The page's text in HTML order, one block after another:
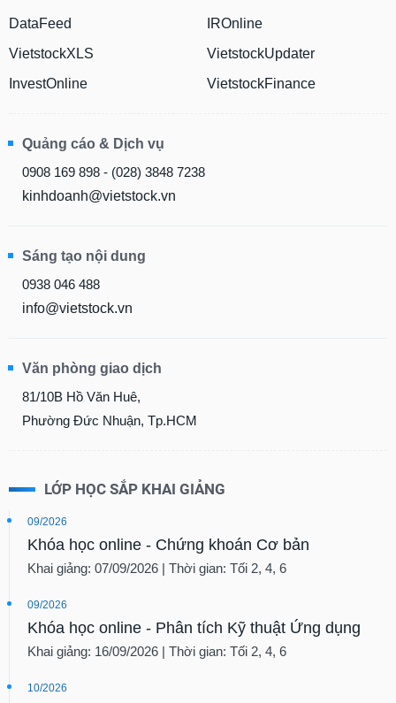
DataFeed
VietstockXLS
InvestOnline
IROnline
VietstockUpdater
VietstockFinance
Quảng cáo & Dịch vụ
0908 169 898 - (028) 3848 7238
kinhdoanh@vietstock.vn
Sáng tạo nội dung
0938 046 488
info@vietstock.vn
Văn phòng giao dịch
81/10B Hồ Văn Huê,
Phường Đức Nhuận, Tp.HCM
LỚP HỌC SẮP KHAI GIẢNG
09/2026
Khóa học online - Chứng khoán Cơ bản
Khai giảng: 07/09/2026 | Thời gian: Tối 2, 4, 6
09/2026
Khóa học online - Phân tích Kỹ thuật Ứng dụng
Khai giảng: 16/09/2026 | Thời gian: Tối 2, 4, 6
10/2026
phân
tích
(-)
vụ
tạo
Sách
tài
Công
đầu
Truyền
thông
chính